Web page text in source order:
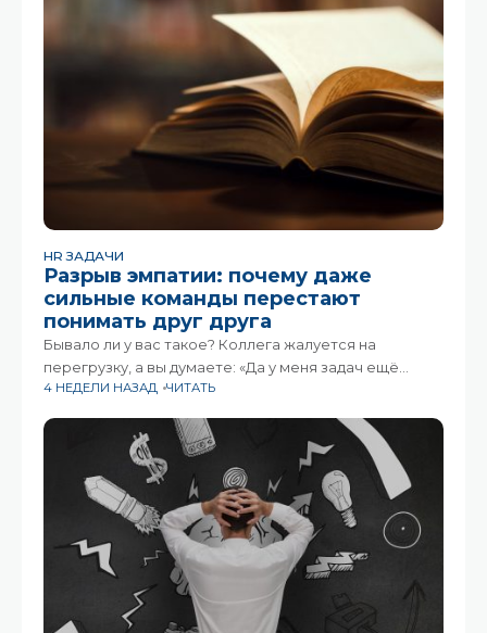
HR ЗАДАЧИ
Разрыв эмпатии: почему даже
сильные команды перестают
понимать друг друга
Бывало ли у вас такое? Коллега жалуется на
перегрузку, а вы думаете: «Да у меня задач ещё
больше». Или руководитель искренне удивляется,
ведь «ничего сложного
4 НЕДЕЛИ НАЗАД ЧИТАТЬ